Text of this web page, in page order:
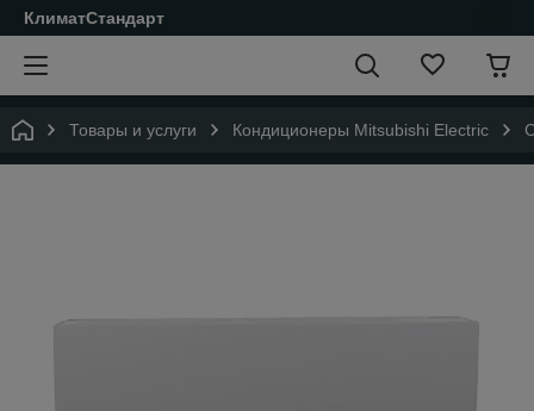
КлиматСтандарт
Товары и услуги Кондиционеры Mitsubishi Electric